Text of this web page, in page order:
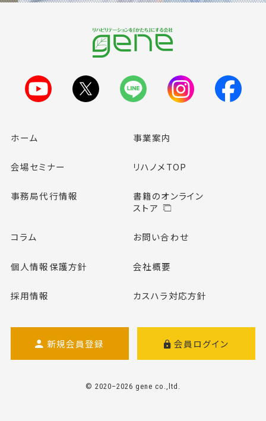
ホーム 事業案内
会場セミナー リハノメTOP
事務局代行情報
書籍のオンライン
ストア
コラム お問い合わせ
個人情報保護方針 会社概要
採用情報 カスハラ対応方針
新規会員登録 会員ログイン
© 2020–2026 gene co.,ltd.